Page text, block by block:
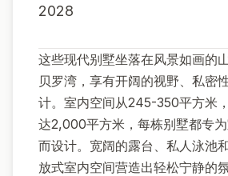
2028
这些现代别墅坐落在风景如画的
贝罗湾，享有开阔的视野、私密
计。室内空间从245-350平方米
达2,000平方米，每栋别墅都专
而设计。宽阔的露台、私人泳池
放式室内空间营造出轻松宁静的氛